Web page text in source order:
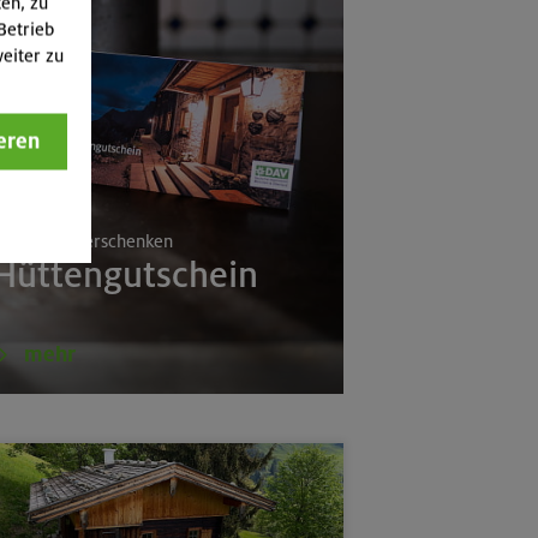
Erlebnisse verschenken
mehr
zu